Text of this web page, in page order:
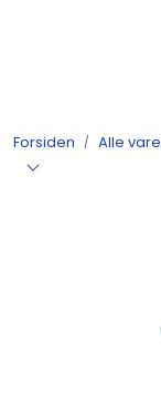
Forsiden Alle
Nyheter
Månedens